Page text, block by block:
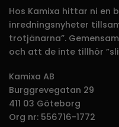
Hos Kamixa hittar ni en
inredningsnyheter
trotjänarna”.
och att de inte tillhör
Kamixa AB
Burggrevegatan 29
411 03 Göteborg
Org nr: 556716-1772